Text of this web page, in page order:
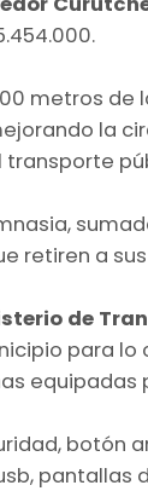
metros de
la
transporte
retiren a
de
para
equipadas
botón